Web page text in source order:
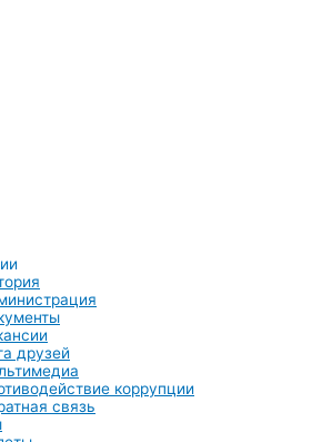
друзей
коррупции
связь